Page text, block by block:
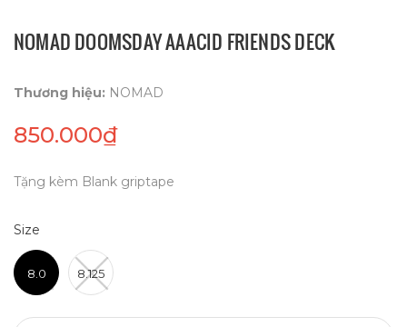
NOMAD DOOMSDAY AAACID FRIENDS DECK
Thương hiệu: NOMAD
850.000₫
Tặng kèm Blank griptape
Size
8.0 8.125